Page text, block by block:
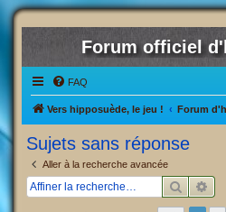
Forum officiel
FAQ
Vers hipposuède, le jeu ! Forum
Sujets sans réponse
Aller à la recherche avancée